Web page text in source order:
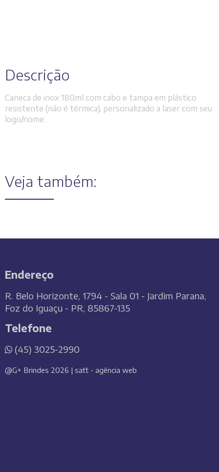
Descrição
Caneca de inox 180ml com cabo e tampa em plástico
resistente (não é térmica), personalizado a laser com seu
logo/nome.
Veja também:
Endereço
R. Belo Horizonte, 1794 - Sala 01 - Jardim Parana,
Foz do Iguaçu - PR, 85867-135
Telefone
(45) 3025-2990
@G+ Brindes 2026 | satt - agência web